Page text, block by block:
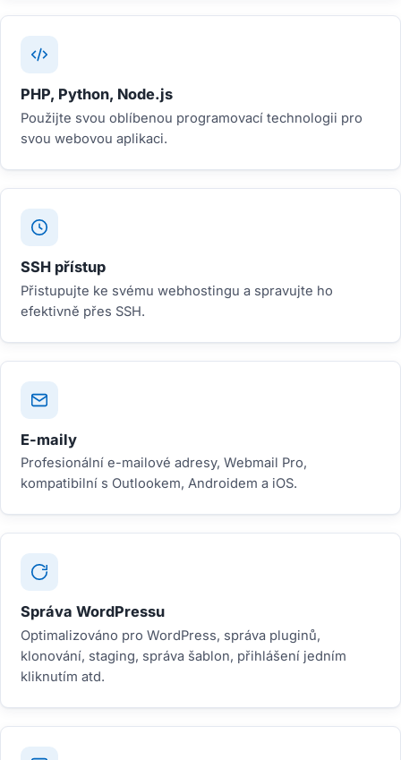
PHP, Python, Node.js
Použijte svou oblíbenou programovací technologii pro
svou webovou aplikaci.
SSH přístup
Přistupujte ke svému webhostingu a spravujte ho
efektivně přes SSH.
E-maily
Profesionální e-mailové adresy, Webmail Pro,
kompatibilní s Outlookem, Androidem a iOS.
Správa WordPressu
Optimalizováno pro WordPress, správa pluginů,
klonování, staging, správa šablon, přihlášení jedním
kliknutím atd.